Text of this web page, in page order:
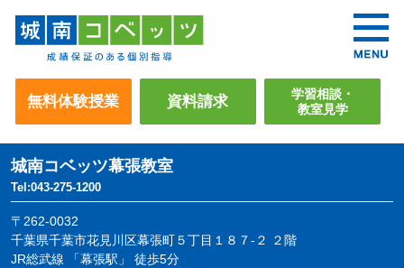
無料体験授業 資料請求
学習相談・
教室見学
城南コベッツ幕張教室
Tel:043-275-1200
〒262-0032
千葉県千葉市花見川区幕張町５丁目１８７-２ ２階
JR総武線 「幕張駅」 徒歩5分